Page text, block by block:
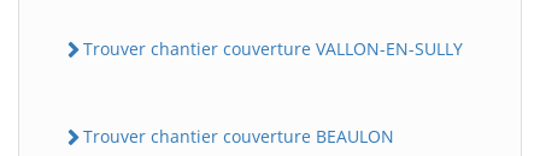
Trouver chantier couverture VALLON-EN-SULLY
Trouver chantier couverture BEAULON